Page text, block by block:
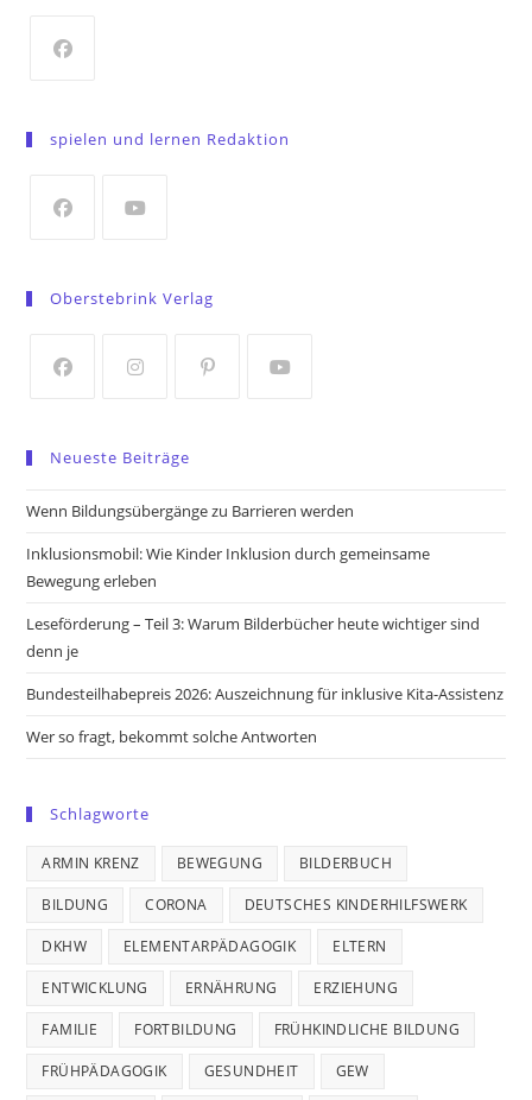
a
tab
spielen und lernen Redaktion
a
tab
tab
Oberstebrink Verlag
a
new
new
a
new
new
Neueste Beiträge
Wenn Bildungsübergänge zu Barrieren werden
Inklusionsmobil: Wie Kinder Inklusion durch gemeinsame
Bewegung erleben
Leseförderung – Teil 3: Warum Bilderbücher heute wichtiger sind
denn je
Bundesteilhabepreis 2026: Auszeichnung für inklusive Kita-Assistenz
Wer so fragt, bekommt solche Antworten
Schlagworte
ARMIN KRENZ BEWEGUNG BILDERBUCH
BILDUNG CORONA DEUTSCHES KINDERHILFSWERK
DKHW ELEMENTARPÄDAGOGIK ELTERN
ENTWICKLUNG ERNÄHRUNG ERZIEHUNG
FAMILIE FORTBILDUNG FRÜHKINDLICHE BILDUNG
FRÜHPÄDAGOGIK GESUNDHEIT GEW